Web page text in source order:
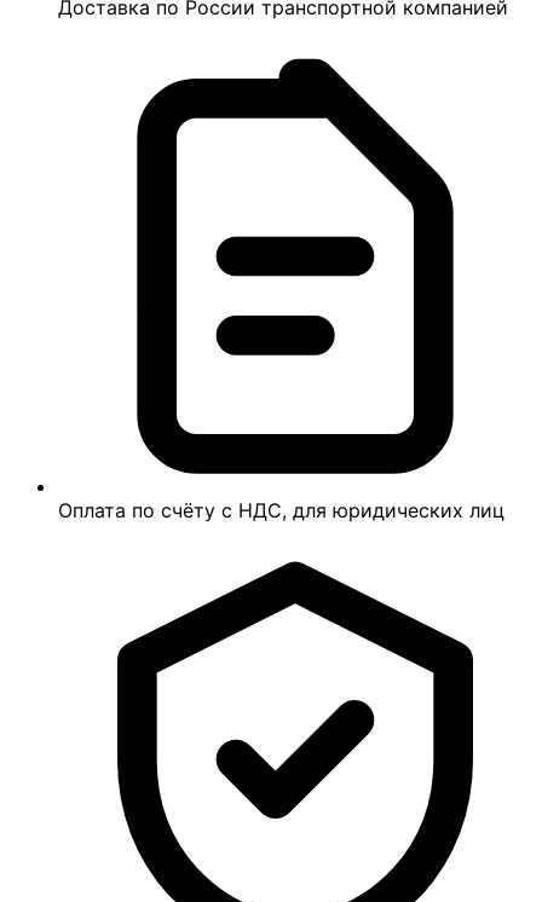
Доставка по России транспортной компанией
Оплата по счёту с НДС, для юридических лиц